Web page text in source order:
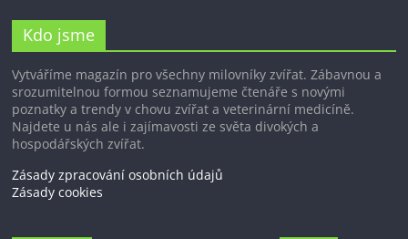
Kdo jsme
Vytváříme magazín pro všechny milovníky zvířat. Zábavnou a
srozumitelnou formou seznamujeme čtenáře s novými
poznatky a trendy v chovu zvířat a veterinární medicíně.
Najdete u nás ale i zajímavosti ze světa divokých a
hospodářských zvířat.
Zásady zpracování osobních údajů
Zásady cookies